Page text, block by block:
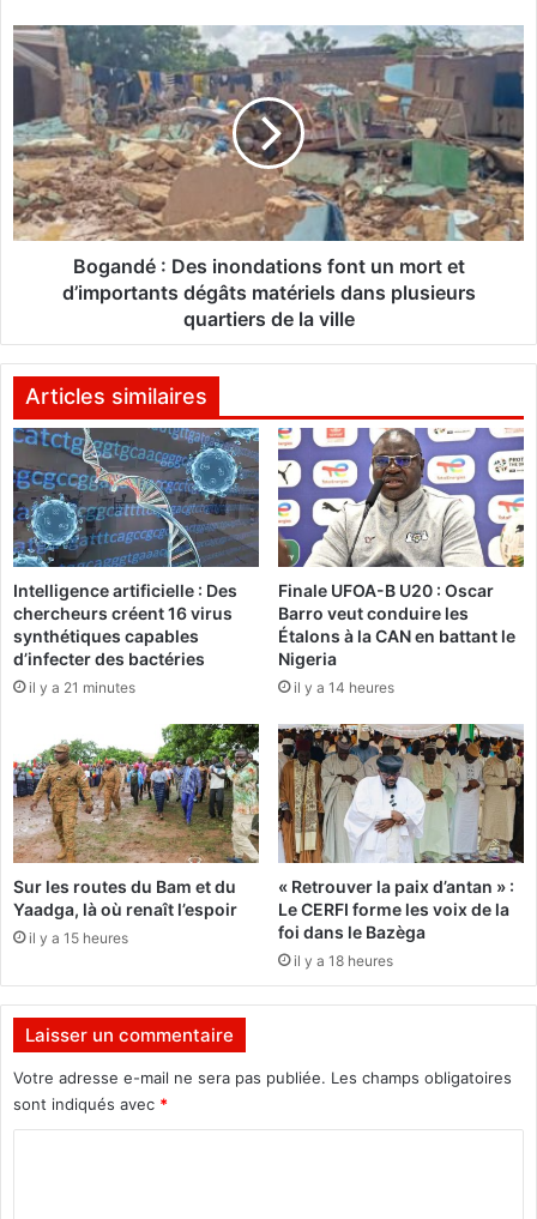
o
y
n
e
s
2
0
S
n
c
é
l
è
b
r
e
a
u
j
r
d
’
h
u
i
l
e
a
o
c
B
o
n
d
é
:
D
n
o
d
a
t
i
o
n
s
f
o
n
t
u
o
r
t
e
t
d
i
o
t
Bogandé : Des inondations font un mort et
d’importants dégâts matériels dans plusieurs
quartiers de la ville
Articles similaires
Intelligence artificielle : Des
chercheurs créent 16 virus
synthétiques capables
d’infecter des bactéries
il y a 21 minutes
Finale UFOA-B U20 : Oscar
Barro veut conduire les
Étalons à la CAN en battant le
Nigeria
il y a 14 heures
Sur les routes du Bam et du
Yaadga, là où renaît l’espoir
il y a 15 heures
« Retrouver la paix d’antan » :
Le CERFI forme les voix de la
foi dans le Bazèga
il y a 18 heures
Laisser un commentaire
Votre adresse e-mail ne sera pas publiée. Les champs obligatoires
sont indiqués avec *